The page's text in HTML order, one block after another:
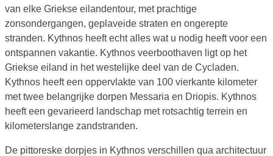
van elke Griekse eilandentour, met prachtige
zonsondergangen, geplaveide straten en ongerepte
stranden. Kythnos heeft echt alles wat u nodig heeft voor een
ontspannen vakantie. Kythnos veerboothaven ligt op het
Griekse eiland in het westelijke deel van de Cycladen.
Kythnos heeft een oppervlakte van 100 vierkante kilometer
met twee belangrijke dorpen Messaria en Driopis. Kythnos
heeft een gevarieerd landschap met rotsachtig terrein en
kilometerslange zandstranden.
De pittoreske dorpjes in Kythnos verschillen qua architectuur